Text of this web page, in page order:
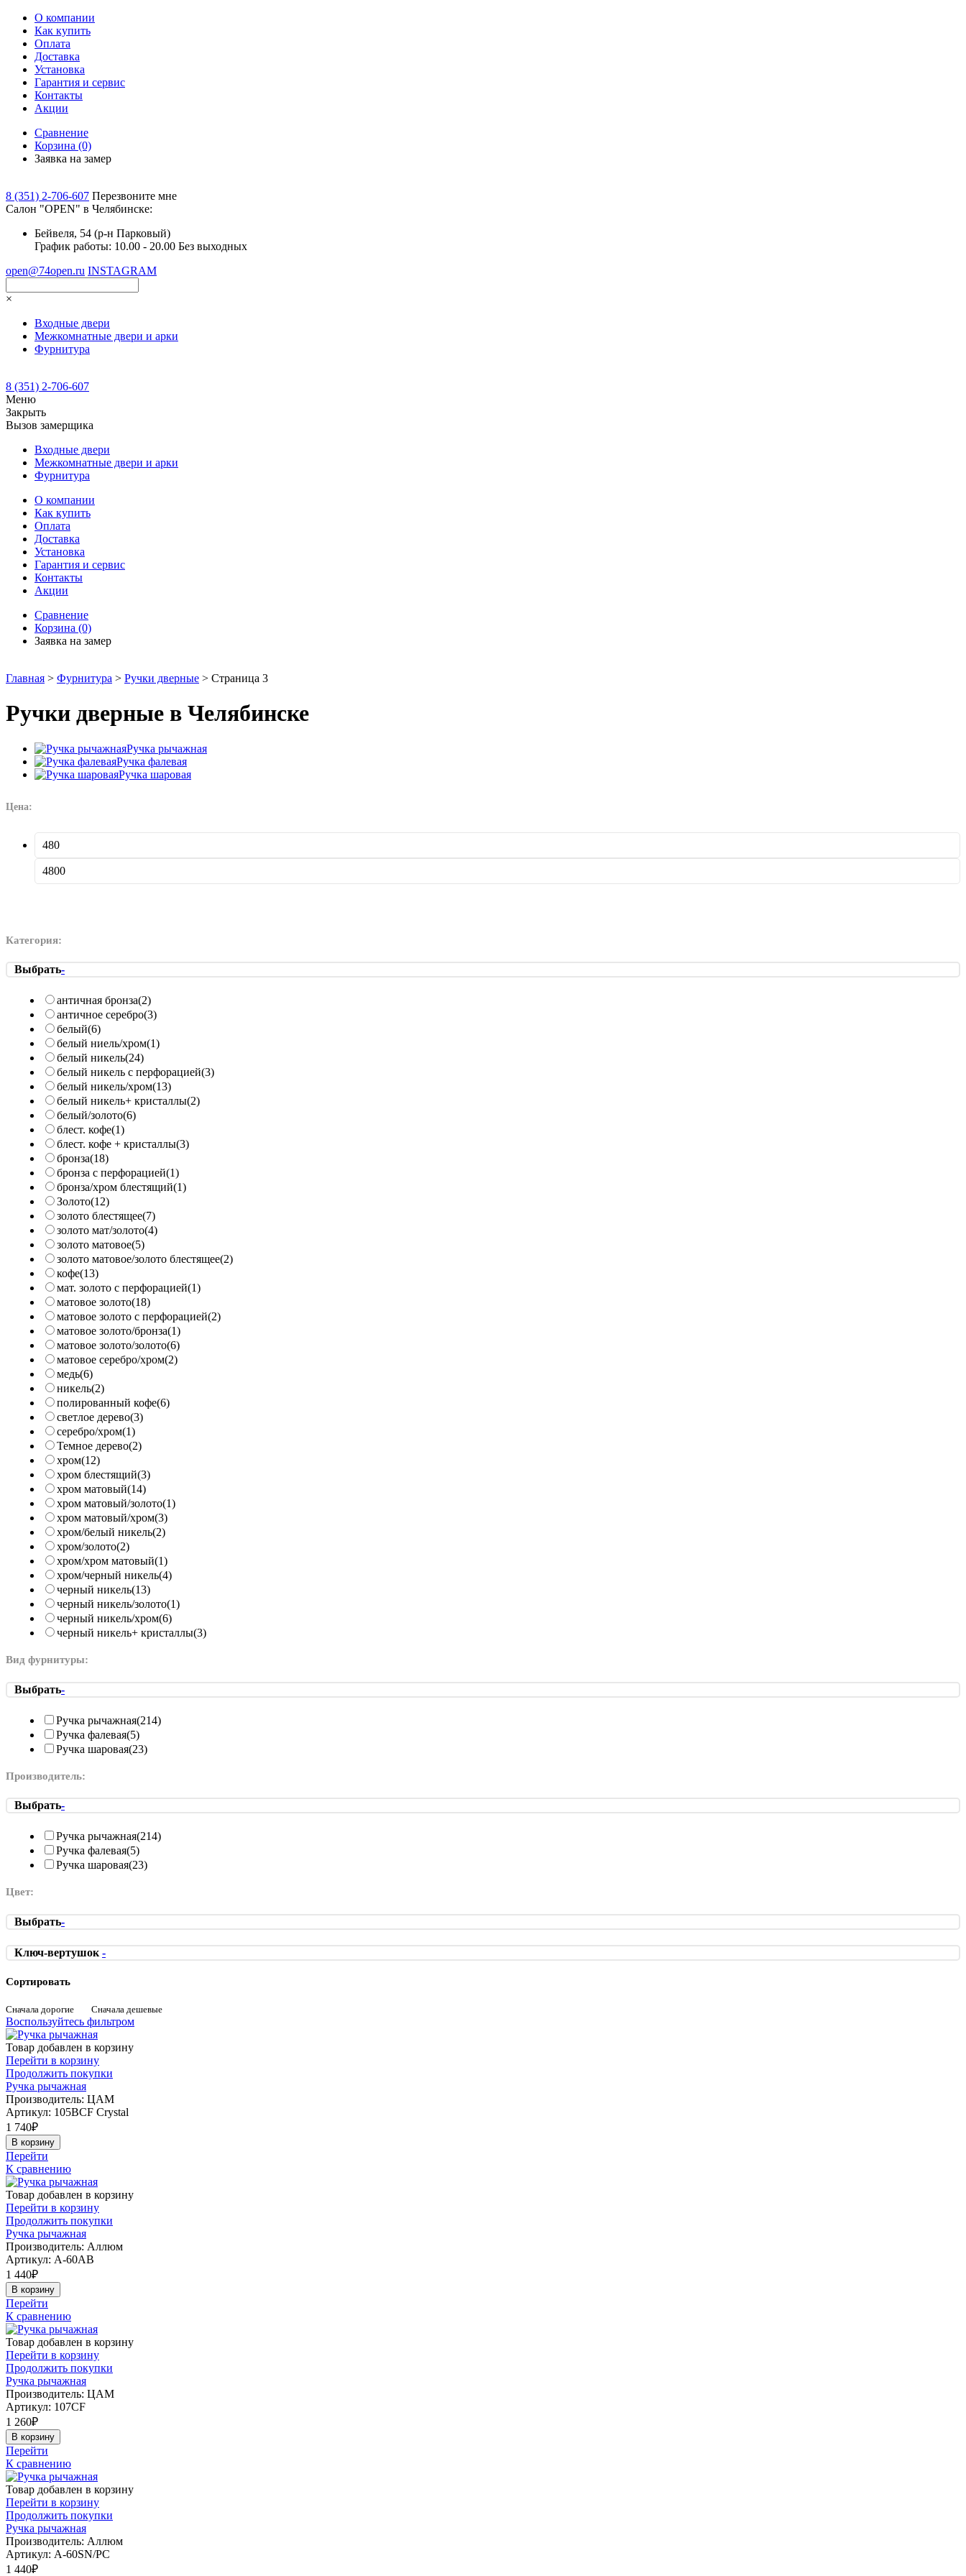
О компании
Как купить
Оплата
Доставка
Установка
Гарантия и сервис
Контакты
Акции
Сравнение
Корзина (0)
Заявка на замер
8 (351) 2-706-607 Перезвоните мне
Cалон "OPEN" в Челябинске:
Бейвеля, 54 (р-н Парковый)
График работы: 10.00 - 20.00 Без выходных
open@74open.ru INSTAGRAM
×
Входные двери
Межкомнатные двери и арки
Фурнитура
8 (351) 2-706-607
Меню
Закрыть
Вызов замерщика
Входные двери
Межкомнатные двери и арки
Фурнитура
О компании
Как купить
Оплата
Доставка
Установка
Гарантия и сервис
Контакты
Акции
Сравнение
Корзина (0)
Заявка на замер
Главная > Фурнитура > Ручки дверные > Страница 3
Ручки дверные в Челябинске
Ручка рычажная
Ручка фалевая
Ручка шаровая
Цена:
Категория:
Выбрать-
античная бронза(2)
античное серебро(3)
белый(6)
белый ниель/хром(1)
белый никель(24)
белый никель с перфорацией(3)
белый никель/хром(13)
белый никель+ кристаллы(2)
белый/золото(6)
блест. кофе(1)
блест. кофе + кристаллы(3)
бронза(18)
бронза с перфорацией(1)
бронза/хром блестящий(1)
Золото(12)
золото блестящее(7)
золото мат/золото(4)
золото матовое(5)
золото матовое/золото блестящее(2)
кофе(13)
мат. золото с перфорацией(1)
матовое золото(18)
матовое золото с перфорацией(2)
матовое золото/бронза(1)
матовое золото/золото(6)
матовое серебро/хром(2)
медь(6)
никель(2)
полированный кофе(6)
светлое дерево(3)
серебро/хром(1)
Темное дерево(2)
хром(12)
хром блестящий(3)
хром матовый(14)
хром матовый/золото(1)
хром матовый/хром(3)
хром/белый никель(2)
хром/золото(2)
хром/хром матовый(1)
хром/черный никель(4)
черный никель(13)
черный никель/золото(1)
черный никель/хром(6)
черный никель+ кристаллы(3)
Вид фурнитуры:
Выбрать-
Ручка рычажная(214)
Ручка фалевая(5)
Ручка шаровая(23)
Производитель:
Выбрать-
Ручка рычажная(214)
Ручка фалевая(5)
Ручка шаровая(23)
Цвет:
Выбрать-
Ключ-вертушок -
Сортировать
Сначала дорогие Сначала дешевые
Воспользуйтесь фильтром
Товар добавлен в корзину
Перейти в корзину
Продолжить покупки
Ручка рычажная
Производитель: ЦАМ
Артикул: 105BCF Crystal
1 740₽
В корзину
Перейти
К сравнению
Товар добавлен в корзину
Перейти в корзину
Продолжить покупки
Ручка рычажная
Производитель: Аллюм
Артикул: A-60AB
1 440₽
В корзину
Перейти
К сравнению
Товар добавлен в корзину
Перейти в корзину
Продолжить покупки
Ручка рычажная
Производитель: ЦАМ
Артикул: 107CF
1 260₽
В корзину
Перейти
К сравнению
Товар добавлен в корзину
Перейти в корзину
Продолжить покупки
Ручка рычажная
Производитель: Аллюм
Артикул: A-60SN/PC
1 440₽